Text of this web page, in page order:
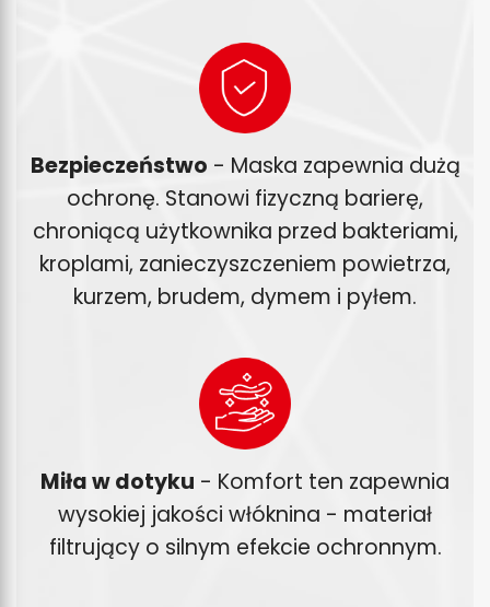
Bezpieczeństwo - Maska zapewnia dużą
ochronę. Stanowi fizyczną barierę,
chroniącą użytkownika przed bakteriami,
kroplami, zanieczyszczeniem powietrza,
kurzem, brudem, dymem i pyłem.
Miła w dotyku - Komfort ten zapewnia
wysokiej jakości włóknina - materiał
filtrujący o silnym efekcie ochronnym.